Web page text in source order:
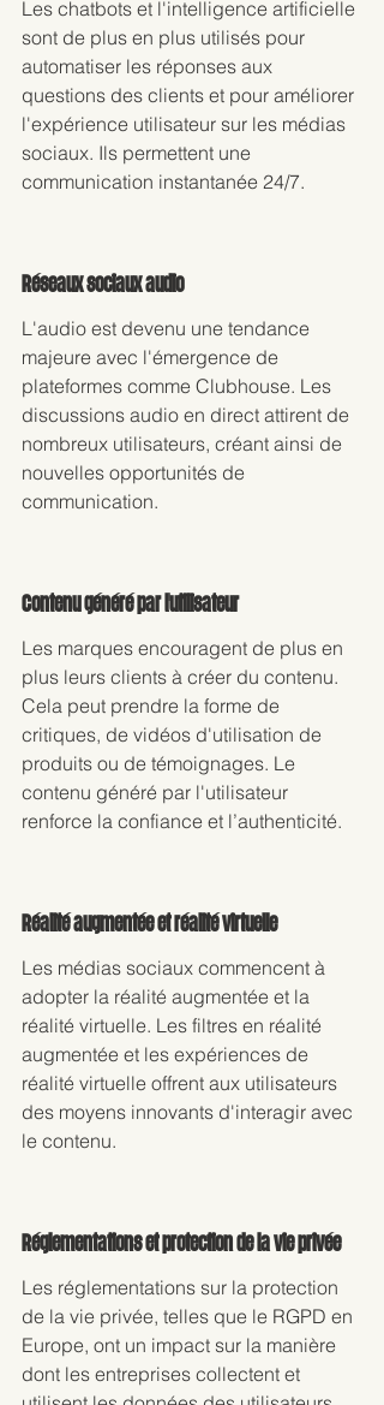
Les chatbots et l'intelligence artificielle
sont de plus en plus utilisés pour
automatiser les réponses aux
questions des clients et pour améliorer
l'expérience utilisateur sur les médias
sociaux. Ils permettent une
communication instantanée 24/7.
Réseaux sociaux audio
L'audio est devenu une tendance
majeure avec l'émergence de
plateformes comme Clubhouse. Les
discussions audio en direct attirent de
nombreux utilisateurs, créant ainsi de
nouvelles opportunités de
communication.
Contenu généré par l'utilisateur
Les marques encouragent de plus en
plus leurs clients à créer du contenu.
Cela peut prendre la forme de
critiques, de vidéos d'utilisation de
produits ou de témoignages. Le
contenu généré par l'utilisateur
renforce la confiance et l’authenticité.
Réalité augmentée et réalité virtuelle
Les médias sociaux commencent à
adopter la réalité augmentée et la
réalité virtuelle. Les filtres en réalité
augmentée et les expériences de
réalité virtuelle offrent aux utilisateurs
des moyens innovants d'interagir avec
le contenu.
Réglementations et protection de la vie privée
Les réglementations sur la protection
de la vie privée, telles que le RGPD en
Europe, ont un impact sur la manière
dont les entreprises collectent et